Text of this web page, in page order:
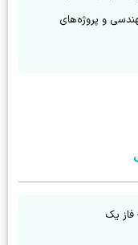
یک